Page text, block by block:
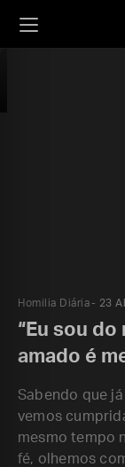
Homilia Diária 23
“Eu sou do
amado é
Sabendo que
vemos
mesmo tempo
fé, olhemos